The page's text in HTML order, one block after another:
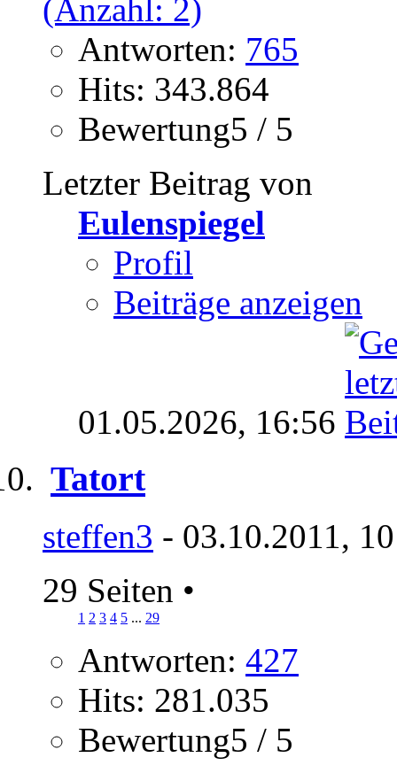
Antworten: 765
Hits: 343.864
Bewertung5 / 5
Letzter Beitrag von
Eulenspiegel
Profil
Beiträge anzeigen
01.05.2026, 16:56
Tatort
steffen3 - 03.10.2011,
29 Seiten •
1 2 3 4 5 ... 29
Antworten: 427
Hits: 281.035
Bewertung5 / 5